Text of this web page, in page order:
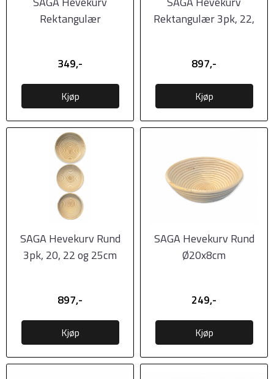
Rektangulær
349,-
Kjøp
Rektangulær 3pk, 22,
897,-
Kjøp
SAGA Hevekurv Rund
3pk, 20, 22 og 25cm
897,-
Kjøp
SAGA Hevekurv Rund
Ø20x8cm
249,-
Kjøp